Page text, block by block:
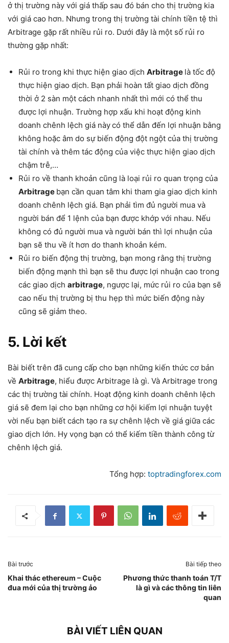
ở thị trường này với giá thấp sau đó bán cho thị trường kia
với giá cao hơn. Nhưng trong thị trường tài chính tiền tệ thì
Arbitrage gặp rất nhiều rủi ro. Dưới đây là một số rủi ro
thường gặp nhất:
Rủi ro trong khi thực hiện giao dịch Arbitrage là tốc độ
thực hiện giao dịch. Bạn phải hoàn tất giao dịch đồng
thời ở 2 sàn một cách nhanh nhất thì mới có thể thu
được lợi nhuận. Trường hợp xấu khi hoạt động kinh
doanh chênh lệch giá nàycó thể dẫn đến lợi nhuận bằng
không hoặc âm do sự biến động đột ngột của thị trường
tài chính và thêm tác động của việc thực hiện giao dịch
chậm trễ,…
Rủi ro về thanh khoản cũng là loại rủi ro quan trọng của
Arbitrage bạn cần quan tâm khi tham gia giao dịch kinh
doanh chênh lệch giá. Bạn phải tìm đủ người mua và
người bán để 1 lệnh của bạn được khớp với nhau. Nếu
không có đủ người mua và người bán thì lợi nhuận của
bạn sẽ thu về ít hơn do thanh khoản kém.
Rủi ro biến động thị trường, bạn mong rằng thị trường
biến động mạnh thì bạn sẽ thu được lợi nhuận cao trong
các giao dịch arbitrage, ngược lại, mức rủi ro của bạn sẽ
cao nếu thị trường bị thu hẹp thì mức biến động này
cũng sẽ giảm theo.
5. Lời kết
Bài biết trên đã cung cấp cho bạn những kiến thức cơ bản
về Arbitrage, hiểu được Arbitrage là gì. Và Arbitrage trong
các thị trường tài chính. Hoạt động kinh doanh chênh lệch
giá sẽ đem lại cho bạn những cơ hội kiếm lợi nhuận tuyệt
vời nếu bạn biết cách tạo ra sự chênh lệch về giá giữa các
giao dịch lớn. Hy vọng bạn có thể kiếm tiền thành công từ
chênh lệch giá.
Tổng hợp: toptradingforex.com
Bài trước
Khai thác ethereum – Cuộc
đua mới của thị trường ảo
Bài tiếp theo
Phương thức thanh toán T/T
là gì và các thông tin liên
quan
BÀI VIẾT LIÊN QUAN